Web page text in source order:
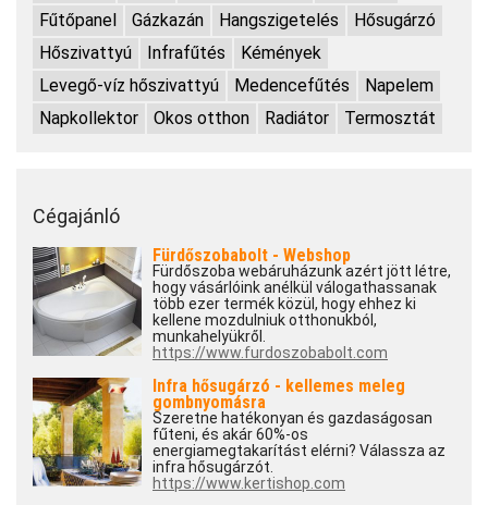
Fűtőpanel
Gázkazán Hangszigetelés
Hősugárzó
Hőszivattyú
Infrafűtés
Kémények
Levegő-víz hőszivattyú
Medencefűtés
Napelem
Napkollektor
Okos otthon Radiátor Termosztát
Cégajánló
Fürdőszobabolt - Webshop
Fürdőszoba webáruházunk azért jött létre,
hogy vásárlóink anélkül válogathassanak
több ezer termék közül, hogy ehhez ki
kellene mozdulniuk otthonukból,
munkahelyükről.
https://www.furdoszobabolt.com
Infra hősugárzó - kellemes meleg
gombnyomásra
Szeretne hatékonyan és gazdaságosan
fűteni, és akár 60%-os
energiamegtakarítást elérni? Válassza az
infra hősugárzót.
https://www.kertishop.com